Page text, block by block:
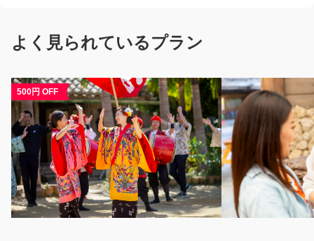
のブレンド泡盛を作ります。 琉球村園内と咲元酒
造工場内をガイドと一緒にご案内後、古民家にて
酒造所スタッフが丁寧にサポートします。 古き良
き沖縄を感じながら、歴史ある琉球泡盛の魅力を
満喫！ 咲元酒造は、明治35年創業の老舗泡盛メー
カー。 那覇市首里で「佐久本酒造場」として泡盛
事業を開始。2020年夏に琉球村敷地内へ工場移転
しました。 泡盛テイスティングがありますので、
対象年齢２０歳以上で車を運転されない方のみと
なります。
よく見られているプラン
500円 OFF